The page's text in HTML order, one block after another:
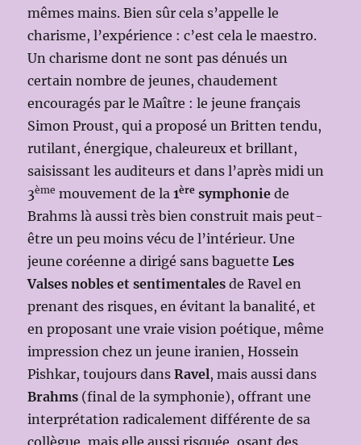
mêmes mains. Bien sûr cela s’appelle le
charisme, l’expérience : c’est cela le maestro.
Un charisme dont ne sont pas dénués un
certain nombre de jeunes, chaudement
encouragés par le Maître : le jeune français
Simon Proust, qui a proposé un Britten tendu,
rutilant, énergique, chaleureux et brillant,
saisissant les auditeurs et dans l’après midi un
3ème mouvement de la1ère symphonie de
Brahms là aussi très bien construit mais peut-
être un peu moins vécu de l’intérieur. Une
jeune coréenne a dirigé sans baguetteLes
Valses nobles et sentimentales de Ravel en
prenant des risques, en évitant la banalité, et
en proposant une vraie vision poétique, même
impression chez un jeune iranien, Hossein
Pishkar, toujours dansRavel, mais aussi dans
Brahms (final de la symphonie), offrant une
interprétation radicalement différente de sa